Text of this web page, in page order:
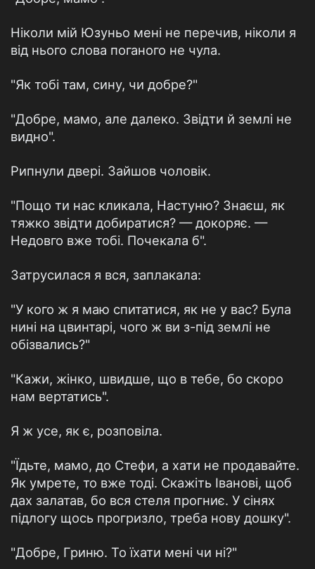
Ніколи мій Юзуньо мені не перечив, ніколи я
від нього слова поганого не чула.
"Як тобі там, сину, чи добре?"
"Добре, мамо, але далеко. Звідти й землі не
видно".
Рипнули двері. Зайшов чоловік.
"Пощо ти нас кликала, Настуню? Знаєш, як
тяжко звідти добиратися? — докоряє. —
Недовго вже тобі. Почекала б".
Затрусилася я вся, заплакала:
"У кого ж я маю спитатися, як не у вас? Була
нині на цвинтарі, чого ж ви з-під землі не
обізвались?"
"Кажи, жінко, швидше, що в тебе, бо скоро
нам вертатись".
Я ж усе, як є, розповіла.
"Їдьте, мамо, до Стефи, а хати не продавайте.
Як умрете, то вже тоді. Скажіть Іванові, щоб
дах залатав, бо вся стеля прогниє. У сінях
підлогу щось прогризло, треба нову дошку".
"Добре, Гриню. То їхати мені чи ні?"